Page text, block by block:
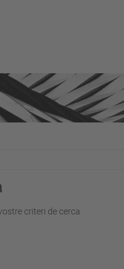
criteri de cerca